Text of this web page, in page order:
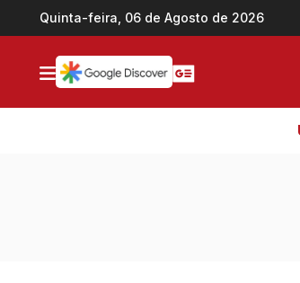
Ir direto pro conteúdo
Quinta-feira, 06 de Agosto de 2026